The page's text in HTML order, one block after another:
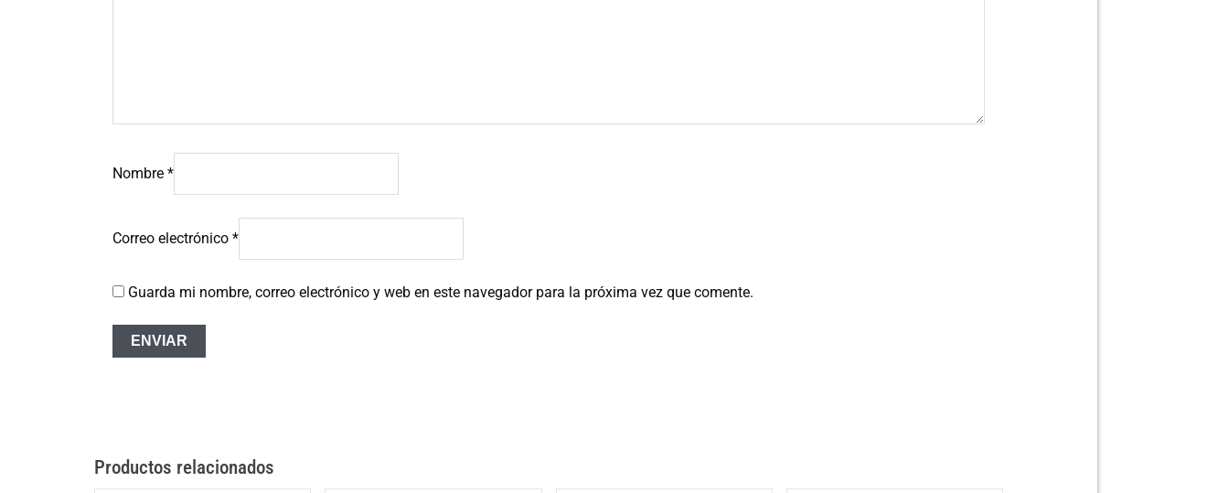
Nombre *
Correo electrónico *
Guarda mi nombre, correo electrónico y web en este navegador para la próxima vez que comente.
Productos relacionados